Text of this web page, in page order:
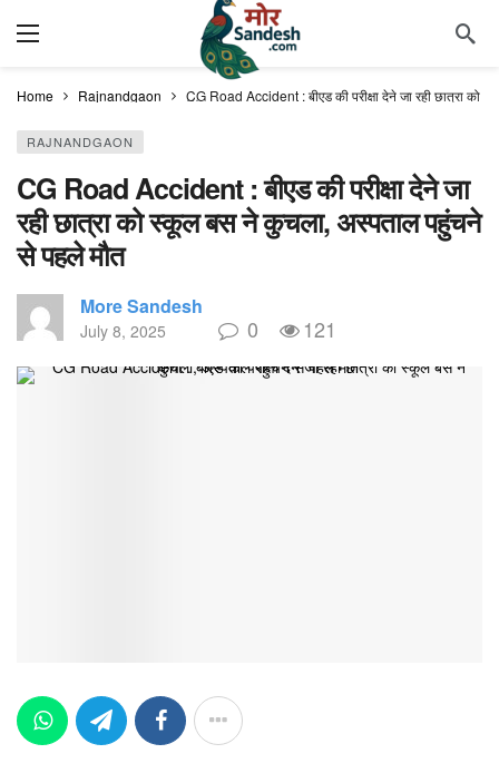
Home Rajnandgaon CG Road Accident : बीएड की परीक्षा देने जा रही छात्रा
RAJNANDGAON
CG Road Accident : बीएड की परीक्षा देने जा
रही छात्रा को स्कूल बस ने कुचला, अस्पताल पहुंचने
से पहले मौत
More Sandesh
July 8, 2025 0 121